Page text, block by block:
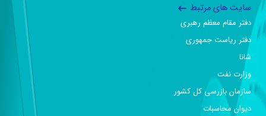
سایت های مرتبط
دفتر مقام معظم رهبری
دفتر ریاست جمهوری
شانا
وزارت نفت
سازمان بازرسی کل کشور
دیوان محاسبات